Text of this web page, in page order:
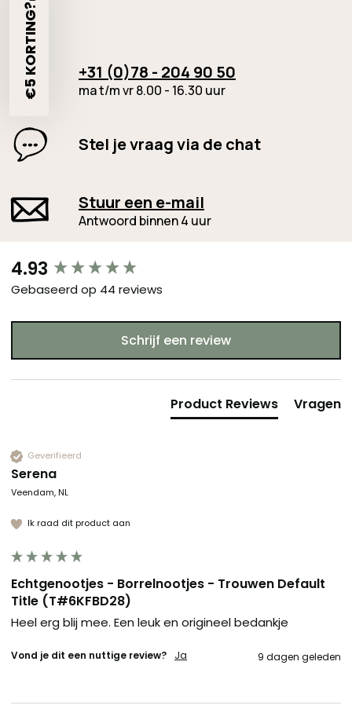
+31 (0)78 - 204 90 50
ma t/m vr 8.00 - 16.30 uur
Stel je vraag via de chat
Stuur een e-mail
Antwoord binnen 4 uur
4.93
Gebaseerd op 44 reviews
Schrijf een review
Product Reviews Vragen
Geverifieerd
Serena
Veendam, NL
Ik raad dit product aan
Echtgenootjes - Borrelnootjes - Trouwen Default
Title (T#6KFBD28)
Heel erg blij mee. Een leuk en origineel bedankje
Vond je dit een nuttige review? Ja 9 dagen geleden
New content loaded
€5 KORTING?🎁